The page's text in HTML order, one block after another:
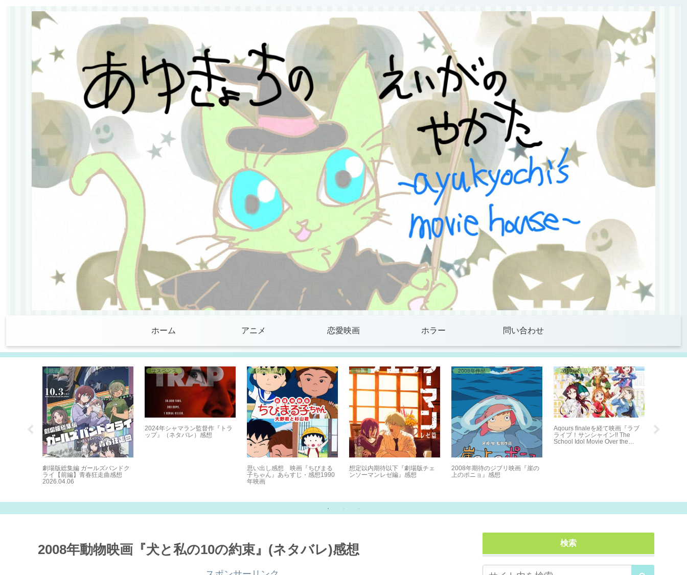
ホーム アニメ 恋愛映画 ホラー 問い合わせ
映画
劇場版総集編 ガールズバンドク
ライ【前編】青春狂走曲感想
2026.04.06
サスペンス
2024年シャマラン監督作『トラ
ップ』（ネタバレ）感想
1990年作品
思い出し感想 映画『ちびまる
子ちゃん』あらすじ・感想1990
年映画
映画
想定以内期待以下『劇場版チェ
ンソーマンレゼ編』感想
2008年作品
2008年期待のジブリ映画『崖の
上のポニョ』感想
2019年作品
Aqours finaleを経て映画『ラブ
ライブ！サンシャイン!! The
School Idol Movie Over the
2008年動物映画『犬と私の10の約束』(ネタバレ)感想 検索